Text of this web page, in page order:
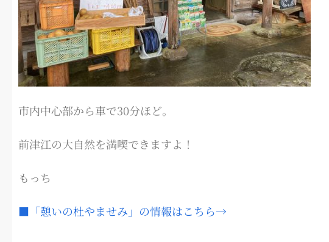
市内中心部から車で30分ほど。
前津江の大自然を満喫できますよ！
もっち
■「憩いの杜やませみ」の情報はこちら→